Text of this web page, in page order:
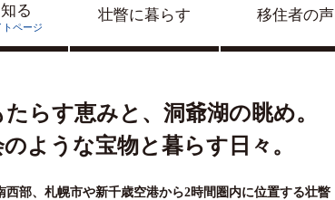
る
ページ
壮瞥に暮らす 移住者の声
らす恵みと、洞爺湖の眺め。
ような宝物と暮らす日々。
西部、札幌市や新千歳空港から2時間圏内に位置する壮瞥